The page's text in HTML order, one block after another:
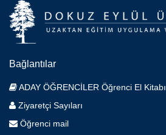
Bağlantılar
ADAY ÖĞRENCİLER Öğrenci El Kitabı
Ziyaretçi Sayıları
Öğrenci mail